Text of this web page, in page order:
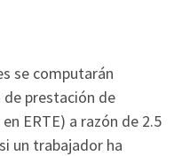
se computarán
prestación de
ERTE) a razón de 2.5
un trabajador ha